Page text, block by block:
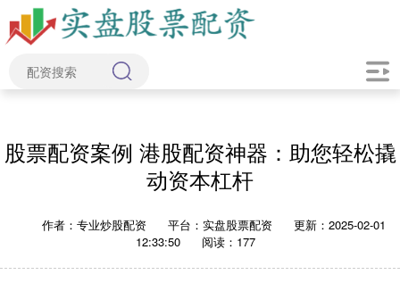
股票配资案例 港股配资神器：助您轻松撬
动资本杠杆
作者：专业炒股配资 平台：实盘股票配资
更新：2025-02-01
12:33:50
阅读：177